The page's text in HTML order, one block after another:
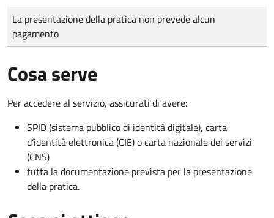
Tipo di pagamento
Importo
La presentazione della pratica non prevede alcun
pagamento
Cosa serve
Per accedere al servizio, assicurati di avere:
SPID (sistema pubblico di identità digitale), carta
d’identità elettronica (CIE) o carta nazionale dei servizi
(CNS)
tutta la documentazione prevista per la presentazione
della pratica.